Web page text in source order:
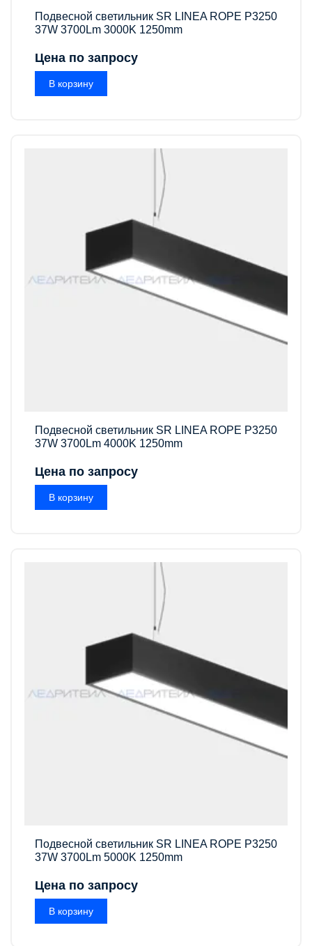
Подвесной светильник SR LINEA ROPE P3250
37W 3700Lm 3000K 1250mm
Цена по запросу
В корзину
Подвесной светильник SR LINEA ROPE P3250
37W 3700Lm 4000K 1250mm
Цена по запросу
В корзину
Подвесной светильник SR LINEA ROPE P3250
37W 3700Lm 5000K 1250mm
Цена по запросу
В корзину